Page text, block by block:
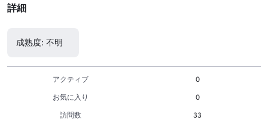
詳細
成熟度: 不明
アクティブ
0
お気に入り
0
訪問数
33